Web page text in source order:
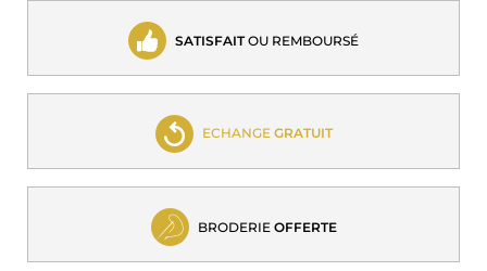
SATISFAITOU REMBOURSÉ
ECHANGE GRATUIT
BRODERIE OFFERTE